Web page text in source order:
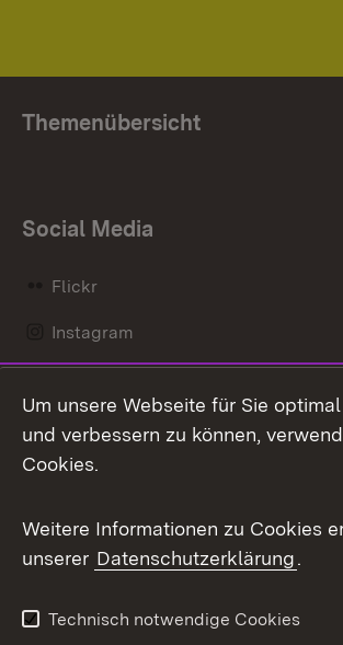
Themenübersicht
Social Media
Flickr
Instagram
Mastodon
Messenger
Social Wall
X / Twitter
Youtube
Um unsere Webseite für Sie
und verbessern zu können,
Cookies.
Weitere Informationen zu Cookies
unserer Datenschutzerklärung.
Technisch notwendige Cookies